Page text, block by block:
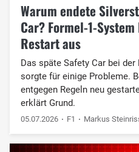
Warum endete
Car? Formel-1-
Restart aus
Das späte Safety Car bei
sorgte für einige Probleme.
entgegen Regeln neu
erklärt Grund.
05.07.2026 F1 Markus